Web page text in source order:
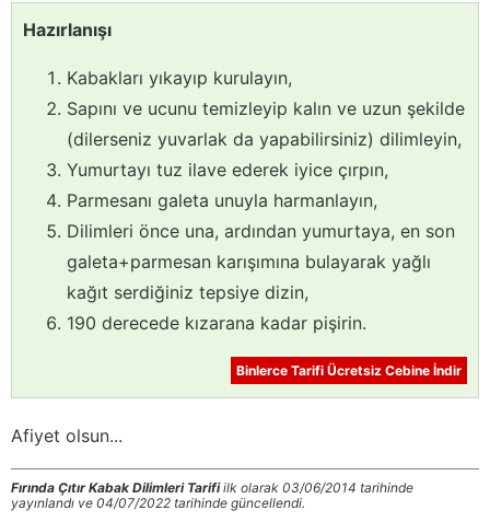
Hazırlanışı
Kabakları yıkayıp kurulayın,
Sapını ve ucunu temizleyip kalın ve uzun şekilde
(dilerseniz yuvarlak da yapabilirsiniz) dilimleyin,
Yumurtayı tuz ilave ederek iyice çırpın,
Parmesanı galeta unuyla harmanlayın,
Dilimleri önce una, ardından yumurtaya, en son
galeta+parmesan karışımına bulayarak yağlı
kağıt serdiğiniz tepsiye dizin,
190 derecede kızarana kadar pişirin.
Binlerce Tarifi Ücretsiz Cebine İndir
Afiyet olsun...
Fırında Çıtır Kabak Dilimleri Tarifiilk olarak 03/06/2014 tarihinde
yayınlandı ve 04/07/2022 tarihinde güncellendi.